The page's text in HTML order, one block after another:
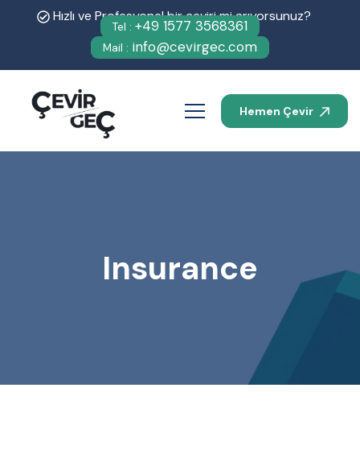
Hızlı ve Profesyonel bir çeviri mi arıyorsunuz?
Tel : +49 1577 3568361
Mail : info@cevirgec.com
Hemen Çevir
Insurance